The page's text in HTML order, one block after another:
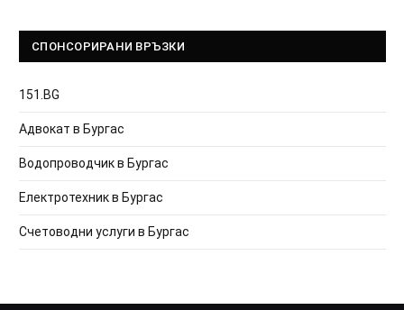
СПОНСОРИРАНИ ВРЪЗКИ
151.BG
Адвокат в Бургас
Водопроводчик в Бургас
Електротехник в Бургас
Счетоводни услуги в Бургас